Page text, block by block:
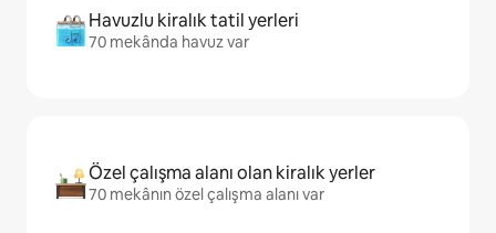
Havuzlu kiralık tatil yerleri
70 mekânda havuz var
Özel çalışma alanı olan kiralık yerler
70 mekânın özel çalışma alanı var